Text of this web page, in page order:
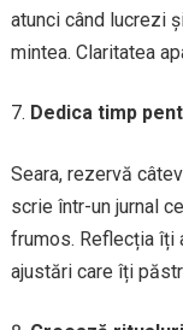
atunci când lucrezi
mintea. Claritatea
Dedica timp
Seara, rezervă
scrie într-un jurnal
frumos. Reflecția îți
ajustări care îți